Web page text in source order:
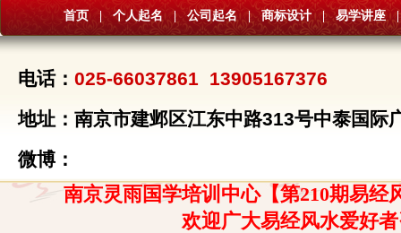
首页 | 个人起名 | 公司起名 | 商标设计 | 易学讲座 |
电话： 025-66037861 13905167376
地址：南京市建邺区江东中路313号中泰国际
微博：
南京灵雨国学培训中心【第210期易经
欢迎广大易经风水爱好